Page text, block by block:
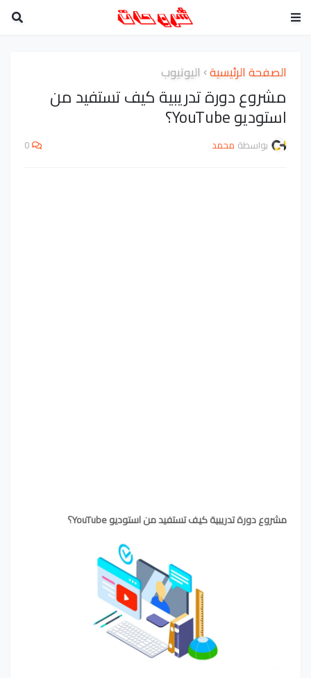
الصفحة الرئيسية اليوتيوب
مشروع دورة تدريبية كيف تستفيد من
استوديو YouTube؟
بواسطة محمد 0
مشروع دورة تدريبية كيف تستفيد من استوديو YouTube؟